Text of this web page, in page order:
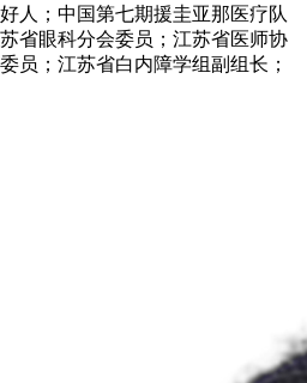
人；中国第七期援圭亚那医疗队
省眼科分会委员；江苏省医师协
员；江苏省白内障学组副组长；